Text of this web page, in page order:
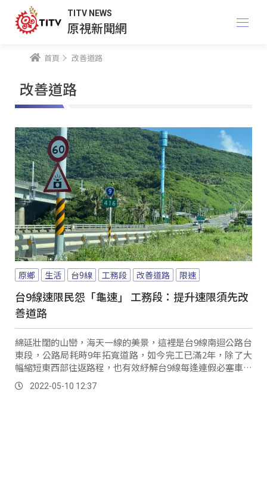
TITV NEWS
原視新聞網
首頁 改善道路
改善道路
原鄉 生活 台9線 工務段 改善道路 限速
台9線速限民怨「龜速」 工務段：提升速限須先改
善道路
綿延壯闊的山巒，海天一線的美景，這裡是台9線南迴公路台
東段，公路局耗時9年拓寬道路，如今完工已滿2年，除了大
幅縮短東西部往返路程，也有效紓解台9線每逢連假必塞車的
窘境，只是各路段速限不一，引來用路人不...。
2022-05-10 12:37